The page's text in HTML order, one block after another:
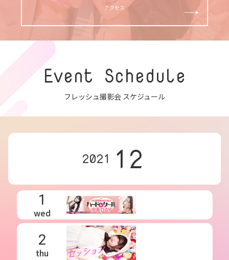
アクセス
Event Schedule
フレッシュ撮影会 スケジュール
2021 12
1
wed
2
thu